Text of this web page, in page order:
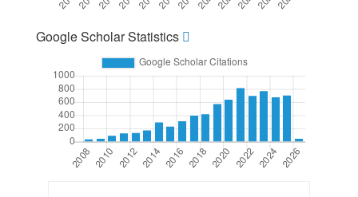
Google Scholar Statistics